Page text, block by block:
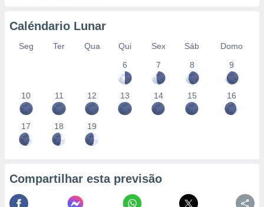
Caléndario Lunar
Seg Ter Qua Qui Sex Sáb
Domo
6
7 8 9
10 11 12 13 14 15 16
17 18 19
Compartilhar esta previsão